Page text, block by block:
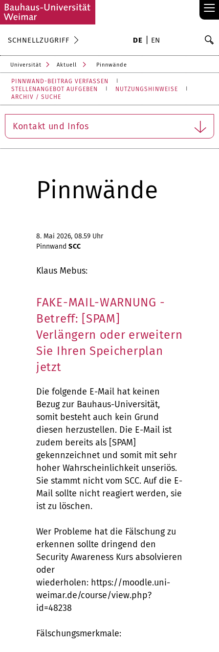
≡
SCHNELLZUGRIFF DE EN
Universität Aktuell Pinnwände
PINNWAND-BEITRAG VERFASSEN
STELLENANGEBOT AUFGEBEN
NUTZUNGSHINWEISE
ARCHIV / SUCHE
Kontakt und Infos
Pinnwände
8. Mai 2026, 08.59 Uhr
Pinnwand SCC
Klaus Mebus:
FAKE-MAIL-WARNUNG -
Betreff: [SPAM]
Verlängern oder erweitern
Sie Ihren Speicherplan
jetzt
Die folgende E-Mail hat keinen
Bezug zur Bauhaus-Universität,
somit besteht auch kein Grund
diesen herzustellen. Die E-Mail ist
zudem bereits als [SPAM]
gekennzeichnet und somit mit sehr
hoher Wahrscheinlichkeit unseriös.
Sie stammt nicht vom SCC. Auf die E-
Mail sollte nicht reagiert werden, sie
ist zu löschen.
Wer Probleme hat die Fälschung zu
erkennen sollte dringend den
Security Awareness Kurs absolvieren
oder
wiederholen: https://moodle.uni-
weimar.de/course/view.php?
id=48238
Fälschungsmerkmale: